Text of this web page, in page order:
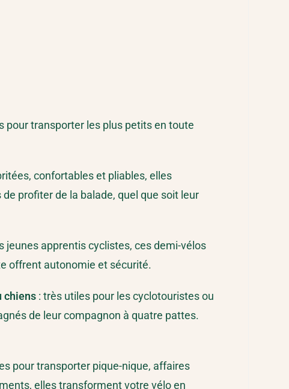
pour transporter les plus petits en toute
confortables et pliables, elles
profiter de la balade, quel que soit leur
jeunes apprentis cyclistes, ces demi-vélos
offrent autonomie et sécurité.
chiens: très utiles pour les cyclotouristes ou
de leur compagnon à quatre pattes.
pour transporter pique-nique, affaires
elles transforment votre vélo en